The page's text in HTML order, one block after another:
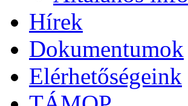
Hírek
Dokumentumok
Elérhetőségeink